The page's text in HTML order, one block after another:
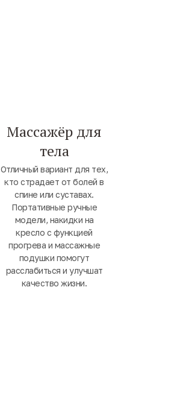
Массажёр для
тела
Отличный вариант для тех,
кто страдает от болей в
спине или суставах.
Портативные ручные
модели, накидки на
кресло с функцией
прогрева и массажные
подушки помогут
расслабиться и улучшат
качество жизни.